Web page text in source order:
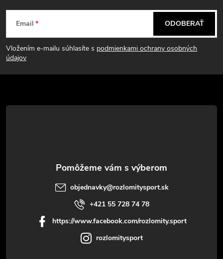
Z
á
p
t
Email
Vložením e-mailu súhlasíte s podmienkami ochrany osobných
údajov
ODOBERAŤ
objednavky@rozlomitysport.sk
+421 55 728 74 78
https://www.facebook.com/rozlomity.sport
rozlomitysport